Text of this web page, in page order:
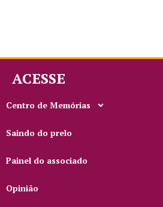
ACESSE
Centro de Memórias
Saindo do prelo
Painel do associado
Opinião